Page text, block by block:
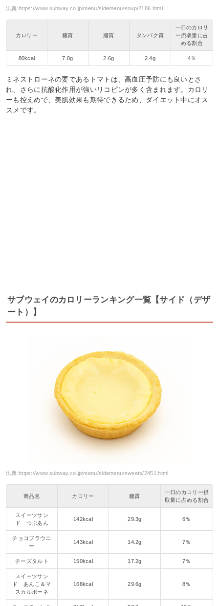
出典: https://www.subway.co.jp/menu/sidemenu/soup/2186.html
カロリー 糖質 脂質 タンパク質
一日のカロリ
ー摂取量に占
める割合
80kcal 7.8g 2.6g 2.4g 4％
ミネストローネの要であるトマトは、高血圧予防にも良いとさ
れ、さらに抗酸化作用が強いリコピンが多く含まれます。カロリ
ーも控えめで、美肌効果も期待できるため、ダイエット中にオス
スメです。
サブウェイのカロリーランキング一覧【サイド（デザ
ート）】
出典:https://www.subway.co.jp/menu/sidemenu/sweets/2451.html
商品名 カロリー 糖質
一日のカロリー摂
取量に占める割合
スイーツサン
ド つぶあん
142kcal 29.3g 6％
チョコブラウニ
ー
143kcal 14.2g 7％
チーズタルト 150kcal 17.2g 7％
スイーツサン
ド あんこ＆マ
スカルポーネ
168kcal 29.6g 8％